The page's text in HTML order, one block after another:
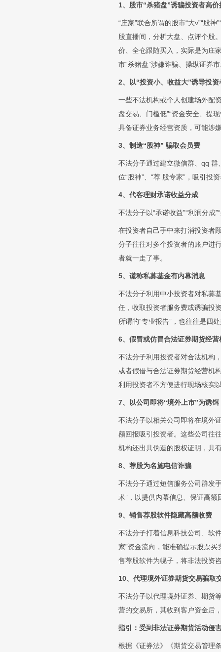
1、股市“杀猪盘”诱骗投资者高价
“庄家”联合所谓的股市“大v”“股
股直播间，分析大盘、点评个股
价、全仓跟随买入，实际是为庄
市“杀猪盘”涉嫌诈骗、操纵证券
2、以“投资小、收益大”诱导投
一些不法机构或个人创建场外配
盘交易、门槛低”“资金安全、提
具备证券业务经营资质，可能涉
3、制造“股神” 骗取会员费
不法分子通过建立微信群、qq 群
位“股神”、“荐 股专家”，吸引投
4、代客理财承诺收益分成
不法分子以“承诺收益”“利润分成
在投资者自己手中来打消投资者
分子往往对多个投资者的账户进
者就一走了事。
5、谎称私募基金有内幕消息
不法分子利用中小投资者对私募
任，收取投资者服务费或诱骗投
所谓的“专业报告”，也往往是四
6、假冒或仿冒合法证券期货经营
不法分子利用投资者对合法机构
或者假借与合法证券期货经营机
利用投资者不方便进行现场核实
7、以公司即将“境外上市”为诱饵
不法分子以相关公司即将在境外
额回报吸引投资者。这些公司往
机构还出具伪造的股权证明，具
8、荐股为名施电信诈骗
不法分子通过短信服务公司群发
术”，以提供内幕信息、保证高
9、销售荐股软件隐藏高额收费
不法分子打着信息科技公司、软
家”资金流向，能准确提示股票
售荐股软件为幌子，将非法投资
10、代理境外证券期货交易骗取
不法分子以代理境外证券、期货
营的交易所，其收到客户资金后
指引：受到非法证券期货活动侵
根据《证券法》《期货交易管理